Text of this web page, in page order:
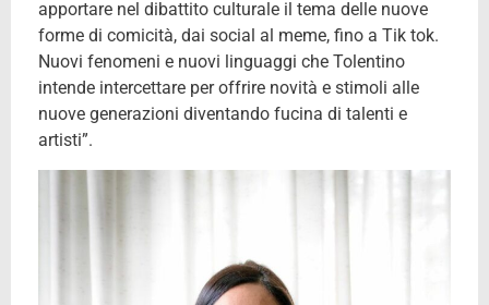
apportare nel dibattito culturale il tema delle nuove
forme di comicità, dai social al meme, fino a Tik tok.
Nuovi fenomeni e nuovi linguaggi che Tolentino
intende intercettare per offrire novità e stimoli alle
nuove generazioni diventando fucina di talenti e
artisti”.